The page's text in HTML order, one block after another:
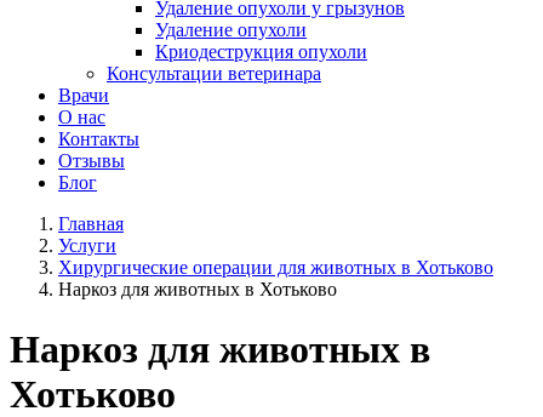
Удаление опухоли у грызунов
Удаление опухоли
Криодеструкция опухоли
Консультации ветеринара
Врачи
О нас
Контакты
Отзывы
Блог
Главная
Услуги
Хирургические операции для животных в Хотьково
Наркоз для животных в Хотьково
Наркоз для животных в
Хотьково